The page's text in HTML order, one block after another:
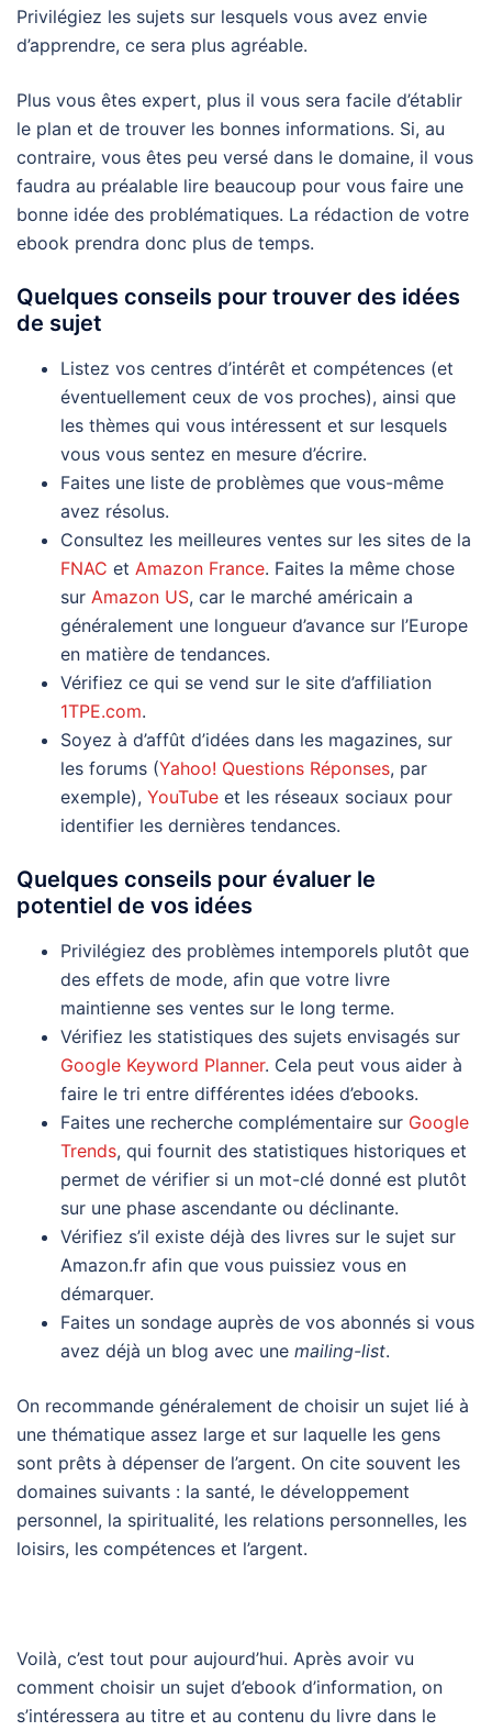
Privilégiez les sujets sur lesquels vous avez envie
d’apprendre, ce sera plus agréable.
Plus vous êtes expert, plus il vous sera facile d’établir
le plan et de trouver les bonnes informations. Si, au
contraire, vous êtes peu versé dans le domaine, il vous
faudra au préalable lire beaucoup pour vous faire une
bonne idée des problématiques. La rédaction de votre
ebook prendra donc plus de temps.
Quelques conseils pour trouver des idées
de sujet
Listez vos centres d’intérêt et compétences (et
éventuellement ceux de vos proches), ainsi que
les thèmes qui vous intéressent et sur lesquels
vous vous sentez en mesure d’écrire.
Faites une liste de problèmes que vous-même
avez résolus.
Consultez les meilleures ventes sur les sites de la
FNAC et Amazon France. Faites la même chose
sur Amazon US, car le marché américain a
généralement une longueur d’avance sur l’Europe
en matière de tendances.
Vérifiez ce qui se vend sur le site d’affiliation
1TPE.com.
Soyez à d’affût d’idées dans les magazines, sur
les forums (Yahoo! Questions Réponses, par
exemple), YouTube et les réseaux sociaux pour
identifier les dernières tendances.
Quelques conseils pour évaluer le
potentiel de vos idées
Privilégiez des problèmes intemporels plutôt que
des effets de mode, afin que votre livre
maintienne ses ventes sur le long terme.
Vérifiez les statistiques des sujets envisagés sur
Google Keyword Planner. Cela peut vous aider à
faire le tri entre différentes idées d’ebooks.
Faites une recherche complémentaire sur Google
Trends, qui fournit des statistiques historiques et
permet de vérifier si un mot-clé donné est plutôt
sur une phase ascendante ou déclinante.
Vérifiez s’il existe déjà des livres sur le sujet sur
Amazon.fr afin que vous puissiez vous en
démarquer.
Faites un sondage auprès de vos abonnés si vous
avez déjà un blog avec une mailing-list.
On recommande généralement de choisir un sujet lié à
une thématique assez large et sur laquelle les gens
sont prêts à dépenser de l’argent. On cite souvent les
domaines suivants : la santé, le développement
personnel, la spiritualité, les relations personnelles, les
loisirs, les compétences et l’argent.
Voilà, c’est tout pour aujourd’hui. Après avoir vu
comment choisir un sujet d’ebook d’information, on
s’intéressera au titre et au contenu du livre dans le